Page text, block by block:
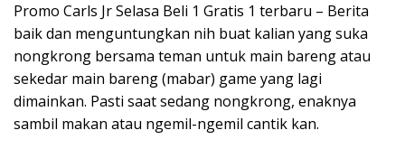
Promo Carls Jr Selasa Beli 1 Gratis 1 terbaru – Berita
baik dan menguntungkan nih buat kalian yang suka
nongkrong bersama teman untuk main bareng atau
sekedar main bareng (mabar) game yang lagi
dimainkan. Pasti saat sedang nongkrong, enaknya
sambil makan atau ngemil-ngemil cantik kan.